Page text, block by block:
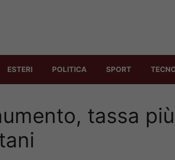
ESTERI POLITICA SPORT
tassa più